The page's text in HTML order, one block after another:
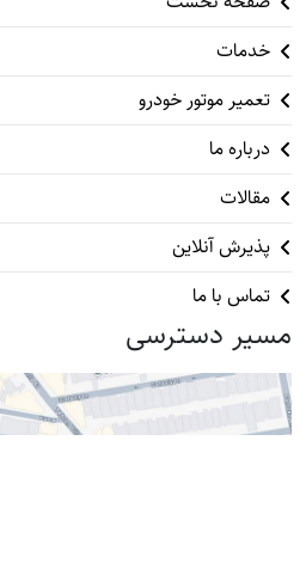
خدمات
تعمیر موتور خودرو
درباره ما
مقالات
پذیرش آنلاین
تماس با ما
مسیر دسترسی